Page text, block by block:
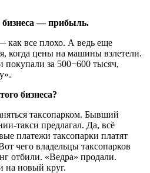
— прибыль.
как все плохо. А ведь еще
когда цены на машины взлетели.
покупали за 500−600 тысяч,
бизнеса?
таксопарком. Бывший
такси предлагал. Да, всё
платежи таксопарки платят
чего владельцы таксопарков
отбили. «Ведра» продали.
новый круг.